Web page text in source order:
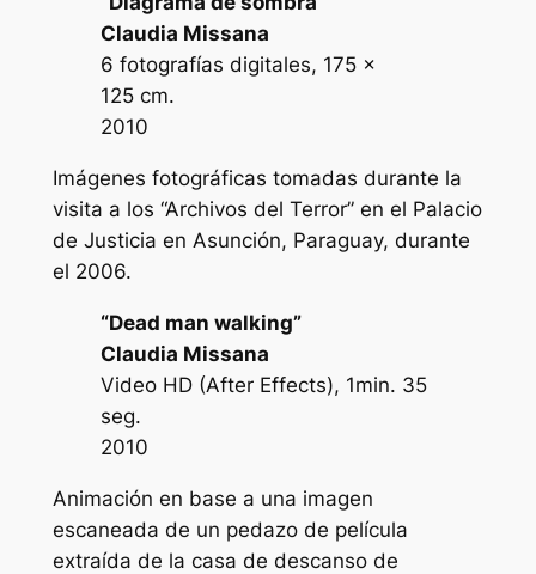
Claudia Missana
6 fotografías digitales, 175 x
125 cm.
2010
Imágenes fotográficas tomadas durante la
visita a los “Archivos del Terror” en el Palacio
de Justicia en Asunción, Paraguay, durante
el 2006.
“Dead man walking”
Claudia Missana
Video HD (After Effects), 1min. 35
seg.
2010
Animación en base a una imagen
escaneada de un pedazo de película
extraída de la casa de descanso de